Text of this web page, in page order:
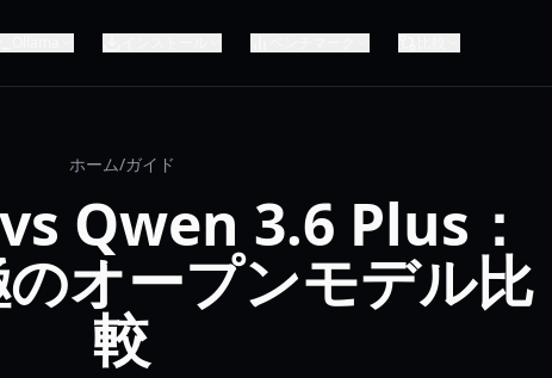
ホーム/ガイド
Qwen 3.6 Plus：
オープンモデル比
較